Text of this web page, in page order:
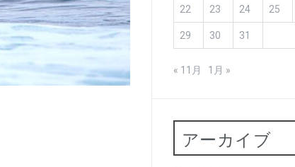
22 23 24 25
29 30 31
« 11月 1月 »
アーカイブ